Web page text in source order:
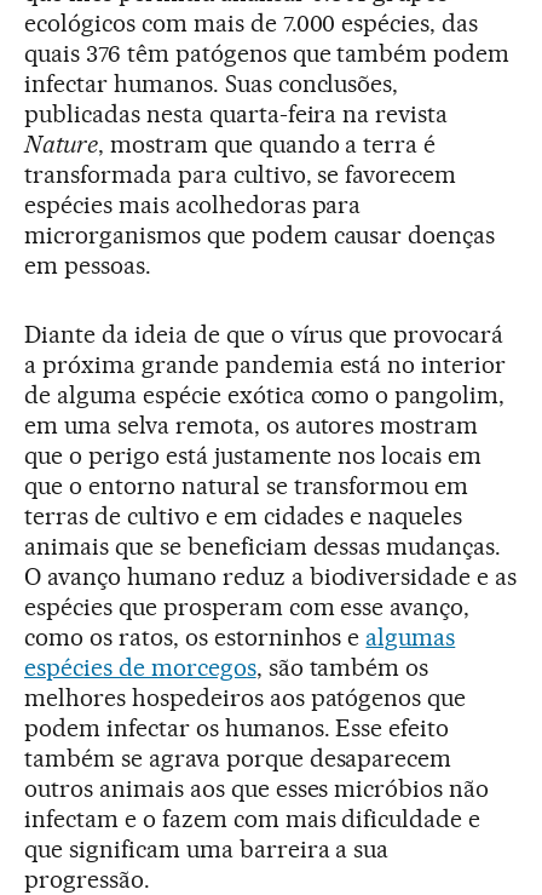
ecológicos com mais de 7.000 espécies, das
quais 376 têm patógenos que também podem
infectar humanos. Suas conclusões,
publicadas nesta quarta-feira na revista
Nature, mostram que quando a terra é
transformada para cultivo, se favorecem
espécies mais acolhedoras para
microrganismos que podem causar doenças
em pessoas.
Diante da ideia de que o vírus que provocará
a próxima grande pandemia está no interior
de alguma espécie exótica como o pangolim,
em uma selva remota, os autores mostram
que o perigo está justamente nos locais em
que o entorno natural se transformou em
terras de cultivo e em cidades e naqueles
animais que se beneficiam dessas mudanças.
O avanço humano reduz a biodiversidade e as
espécies que prosperam com esse avanço,
como os ratos, os estorninhos e algumas
espécies de morcegos, são também os
melhores hospedeiros aos patógenos que
podem infectar os humanos. Esse efeito
também se agrava porque desaparecem
outros animais aos que esses micróbios não
infectam e o fazem com mais dificuldade e
que significam uma barreira a sua
progressão.